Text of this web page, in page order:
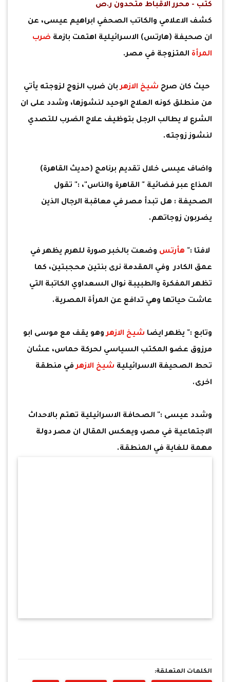
كتب - محرر الاقباط متحدون ر.ص
كشف الاعلامي والكاتب الصحفي ابراهيم عيسى، عن
ان صحيفة (هارتس) الاسرائيلية اهتمت بازمة ضرب
المرأة المتزوجة في مصر.
حيث كان صرح شيخ الازهربان ضرب الزوج لزوجته يأتي
من منطلق كونه العلاج الوحيد لنشوزها، وشدد على ان
الشرع لا يطالب الرجل بتوظيف علاج الضرب للتصدي
لنشوز زوجته.
واضاف عيسى خلال تقديم برنامج (حديث القاهرة)
المذاع عبر فضائية " القاهرة والناس"، :" تقول
الصحيفة : هل تبدأ مصر في معاقبة الرجال الذين
يضربون زوجاتهم.
لافتا :" هأرتس وضعت بالخبر صورة للهرم يظهر في
عمق الكادر وفي المقدمة نرى بنتين محجبتين، كما
تظهر المفكرة والطبيبة نوال السعداوي الكاتبة التي
عاشت حياتها وهي تدافع عن المرأة المصرية.
وتابع :" يظهر ايضا شيخ الازهروهو يقف مع موسى ابو
مرزوق عضو المكتب السياسي لحركة حماس، عشان
تحط الصحيفة الاسرائيلية شيخ الازهرفي منطقة
اخرى.
وشدد عيسى :" الصحافة الاسرائيلية تهتم بالاحداث
الاجتماعية في مصر، ويعكس المقال ان مصر دولة
مهمة للغاية في المنطقة.
الكلمات المتعلقة: